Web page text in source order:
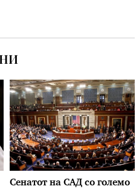
Сенатот на САД со големо